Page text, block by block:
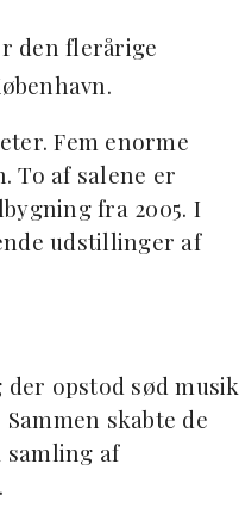
den flerårige
Fem enorme
To af salene er
fra 2005. I
udstillinger af
der opstod sød musik
skabte de
af